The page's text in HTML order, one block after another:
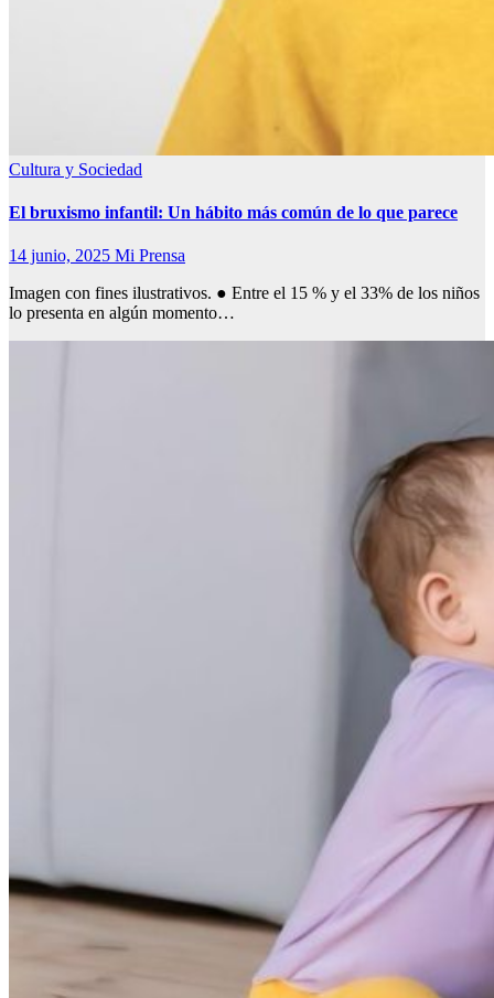
Cultura y Sociedad
El bruxismo infantil: Un hábito más común de lo que parece
14 junio, 2025 Mi Prensa
Imagen con fines ilustrativos. ● Entre el 15 % y el 33% de los niños
lo presenta en algún momento…